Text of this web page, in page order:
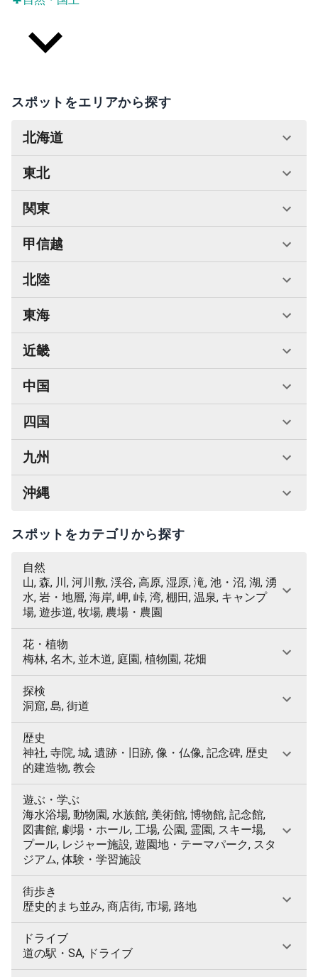
スポットをエリアから探す
北海道
東北
関東
甲信越
北陸
東海
近畿
中国
四国
九州
沖縄
スポットをカテゴリから探す
自然
山, 森, 川, 河川敷, 渓谷, 高原, 湿原, 滝, 池・沼, 湖, 湧
水, 岩・地層, 海岸, 岬, 峠, 湾, 棚田, 温泉, キャンプ
場, 遊歩道, 牧場, 農場・農園
花・植物
梅林, 名木, 並木道, 庭園, 植物園, 花畑
探検
洞窟, 島, 街道
歴史
神社, 寺院, 城, 遺跡・旧跡, 像・仏像, 記念碑, 歴史
的建造物, 教会
遊ぶ・学ぶ
海水浴場, 動物園, 水族館, 美術館, 博物館, 記念館,
図書館, 劇場・ホール, 工場, 公園, 霊園, スキー場,
プール, レジャー施設, 遊園地・テーマパーク, スタ
ジアム, 体験・学習施設
街歩き
歴史的まち並み, 商店街, 市場, 路地
ドライブ
道の駅・SA, ドライブ